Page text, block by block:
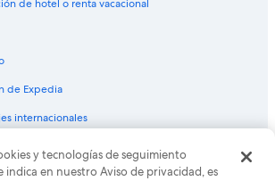
Revolcadero
de hotel o renta vacacional
de Expedia
internacionales
una empresa de Expedia Group. Todos los
Expedia y el logo de Expedia son marcas
y tecnologías de seguimiento
indica en nuestro Aviso de privacidad, es